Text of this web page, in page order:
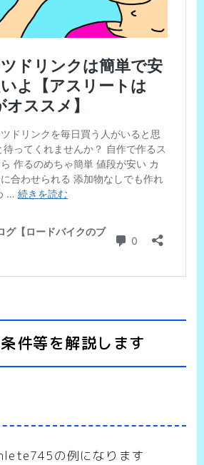
件等を解説します
の例になります